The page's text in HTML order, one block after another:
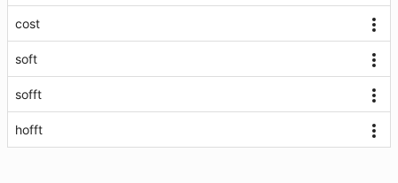
cost
soft
sofft
hofft